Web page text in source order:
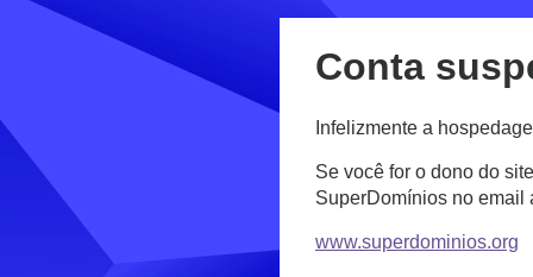
Conta
Infelizmente a
Se você for o dono do
SuperDomínios no email
www.superdominios.org